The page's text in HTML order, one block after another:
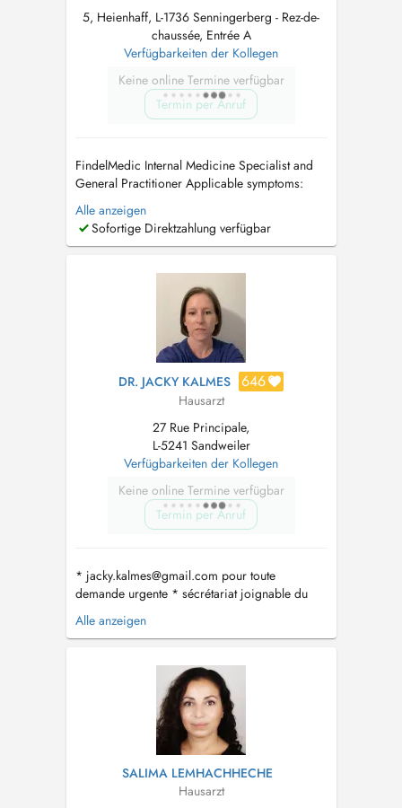
5, Heienhaff, L-1736 Senningerberg - Rez-de-
chaussée, Entrée A
Verfügbarkeiten der Kollegen
Keine online Termine verfügbar
Termin per Anruf
FindelMedic Internal Medicine Specialist and
General Practitioner Applicable symptoms:
unintentional weight loss or weight gain /
cardiovascular problems / high blood
pressure (hypertension) / rapid heartbeat /
retention) / respiratory infections and br...
Alle anzeigen
Sofortige Direktzahlung verfügbar
DR. JACKY KALMES 646
Hausarzt
27 Rue Principale,
L-5241 Sandweiler
Verfügbarkeiten der Kollegen
Keine online Termine verfügbar
Termin per Anruf
* jacky.kalmes@gmail.com pour toute
demande urgente * sécrétariat joignable du
lundi-vendredi de 8h-11h au numéro 35 04 56
* horaires des consultations UNIQUEMENT
8h-11h45 et 14h-16h30 - Mer: 8h-11h45 et 14h-
16h30 - Jeu: absente - Ven:...
Alle anzeigen
SALIMA LEMHACHHECHE
Hausarzt